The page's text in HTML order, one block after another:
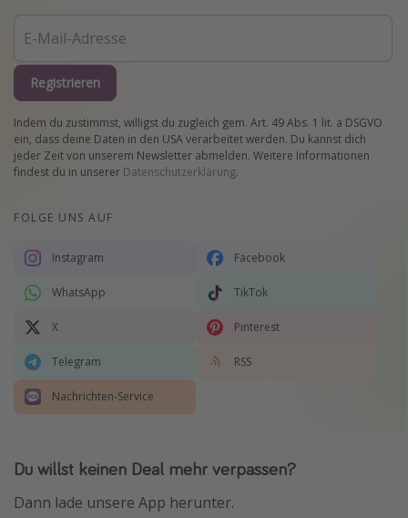
Registrieren
Indem du zustimmst, willigst du zugleich gem. Art. 49 Abs. 1 lit. a DSGVO
ein, dass deine Daten in den USA verarbeitet werden. Du kannst dich
jeder Zeit von unserem Newsletter abmelden. Weitere Informationen
findest du in unserer Datenschutzerklärung.
FOLGE UNS AUF
Instagram Facebook
WhatsApp TikTok
X Pinterest
Telegram RSS
Nachrichten-Service
Du willst keinen Deal mehr verpassen?
Dann lade unsere App herunter.